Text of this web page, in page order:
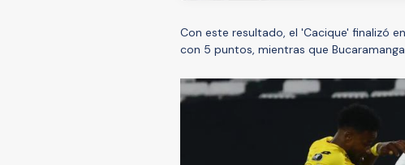
Con este resultado, el 'Cacique' finalizó
con 5 puntos, mientras que